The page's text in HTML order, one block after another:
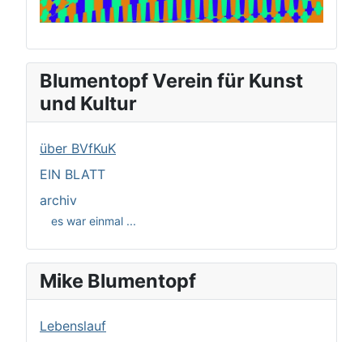
Blumentopf Verein für Kunst
und Kultur
über BVfKuK
EIN BLATT
archiv
es war einmal ...
Mike Blumentopf
Lebenslauf